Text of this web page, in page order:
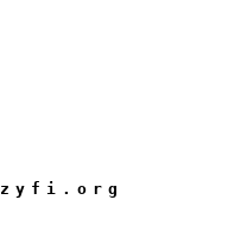
zyfi.org